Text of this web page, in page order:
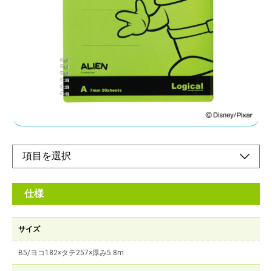
4つの特長で文章が美しく見せるロジカルノート。ページを切り
取り線で切り取れる!!セパレートリングで筆記時に手に当たりに
仕様
サイズ
B5/ヨコ182×タテ257×厚み5.8m